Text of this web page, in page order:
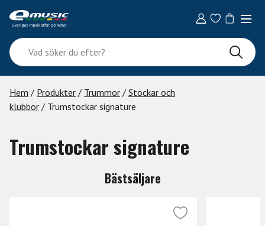
content
Vad
söker
du
efter?
Hem / Produkter / Trummor / Stockar och
klubbor / Trumstockar signature
Trumstockar signature
Bästsäljare